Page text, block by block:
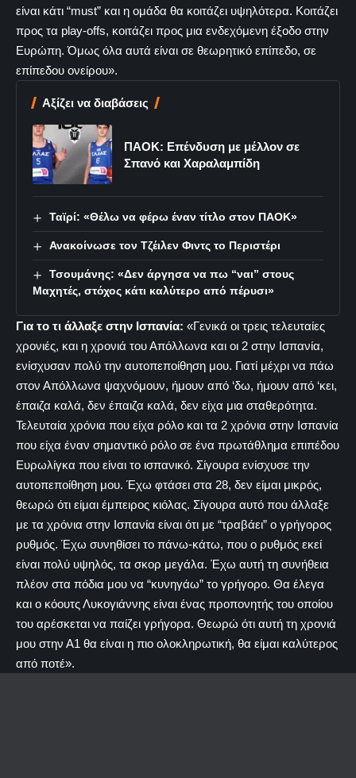
είναι κάτι “must” και η ομάδα θα κοιτάζει υψηλότερα. Κοιτάζει
προς τα play-offs, κοιτάζει προς μια ενδεχόμενη έξοδο στην
Ευρώπη. Όμως όλα αυτά είναι σε θεωρητικό επίπεδο, σε
επίπεδου ονείρου».
Αξίζει να διαβάσεις
ΠΑΟΚ: Επένδυση με μέλλον σε
Σπανό και Χαραλαμπίδη
Ταϊρί: «Θέλω να φέρω έναν τίτλο στον ΠΑΟΚ»
Ανακοίνωσε τον Τζέιλεν Φιντς το Περιστέρι
Τσουμάνης: «Δεν άργησα να πω “ναι” στους
Μαχητές, στόχος κάτι καλύτερο από πέρυσι»
Για το τι άλλαξε στην Ισπανία: «Γενικά οι τρεις τελευταίες
χρονιές, και η χρονιά του Απόλλωνα και οι 2 στην Ισπανία,
ενίσχυσαν πολύ την αυτοπεποίθηση μου. Γιατί μέχρι να πάω
στον Απόλλωνα ψαχνόμουν, ήμουν από ‘δω, ήμουν από ‘κει,
έπαιζα καλά, δεν έπαιζα καλά, δεν είχα μια σταθερότητα.
Τελευταία χρόνια που είχα ρόλο και τα 2 χρόνια στην Ισπανία
που είχα έναν σημαντικό ρόλο σε ένα πρωτάθλημα επιπέδου
Ευρωλίγκα που είναι το ισπανικό. Σίγουρα ενίσχυσε την
αυτοπεποίθηση μου. Έχω φτάσει στα 28, δεν είμαι μικρός,
θεωρώ ότι είμαι έμπειρος κιόλας. Σίγουρα αυτό που άλλαξε
με τα χρόνια στην Ισπανία είναι ότι με “τραβάει” ο γρήγορος
ρυθμός. Έχω συνηθίσει το πάνω-κάτω, που ο ρυθμός εκεί
είναι πολύ υψηλός, τα σκορ μεγάλα. Έχω αυτή τη συνήθεια
πλέον στα πόδια μου να “κυνηγάω” το γρήγορο. Θα έλεγα
και ο κόουτς Λυκογιάννης είναι ένας προπονητής του οποίου
του αρέσκεται να παίζει γρήγορα. Θεωρώ ότι αυτή τη χρονιά
μου στην Α1 θα είναι η πιο ολοκληρωτική, θα είμαι καλύτερος
από ποτέ».